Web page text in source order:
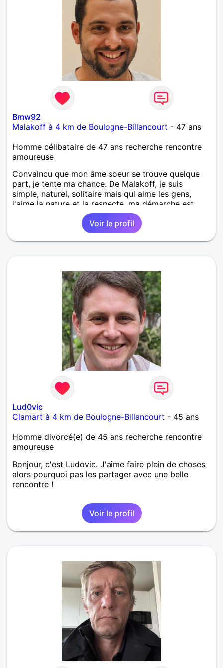
Bmw92
Malakoff à 4 km de Boulogne-Billancourt - 47 ans
Homme célibataire de 47 ans recherche rencontre
amoureuse
Convaincu que mon âme soeur se trouve quelque
part, je tente ma chance. De Malakoff, je suis
simple, naturel, solitaire mais qui aime les gens,
j'aime la nature et la respecte, ma démarche est
sérieuse et j'aimerais rencontrer une personne
Voir le profil
Lud0vic
Clamart à 4 km de Boulogne-Billancourt - 45 ans
Homme divorcé(e) de 45 ans recherche rencontre
amoureuse
Bonjour, c'est Ludovic. J'aime faire plein de choses
alors pourquoi pas les partager avec une belle
rencontre !
Voir le profil